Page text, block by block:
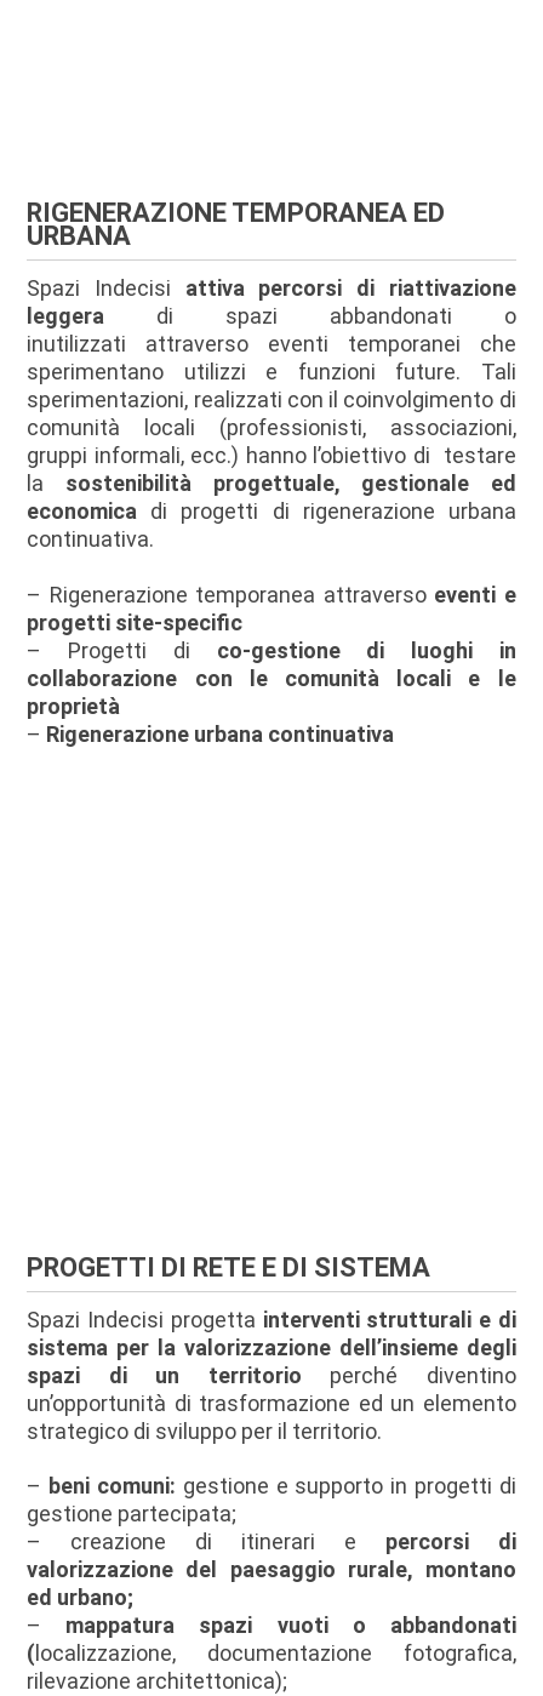
RIGENERAZIONE TEMPORANEA ED
URBANA
Spazi Indecisi attiva percorsi di riattivazione
leggera di spazi abbandonati o
inutilizzati attraverso eventi temporanei che
sperimentano utilizzi e funzioni future. Tali
sperimentazioni, realizzati con il coinvolgimento di
comunità locali (professionisti, associazioni,
gruppi informali, ecc.) hanno l’obiettivo di testare
la sostenibilità progettuale, gestionale ed
economica di progetti di rigenerazione urbana
continuativa.
– Rigenerazione temporanea attraversoeventi e
progetti site-specific
– Progetti di co-gestione di luoghi in
collaborazione con le comunità locali e le
proprietà
– Rigenerazione urbana continuativa
PROGETTI DI RETE E DI SISTEMA
Spazi Indecisi progetta interventi strutturali e di
sistema per la valorizzazione dell’insieme degli
spazi di un territorio perché diventino
un’opportunità di trasformazione ed un elemento
strategico di sviluppo per il territorio.
– beni comuni: gestione e supporto in progetti di
gestione partecipata;
– creazione di itinerari e percorsi di
valorizzazione del paesaggio rurale, montano
ed urbano;
– mappatura spazi vuoti o abbandonati
( localizzazione, documentazione fotografica,
rilevazione architettonica);